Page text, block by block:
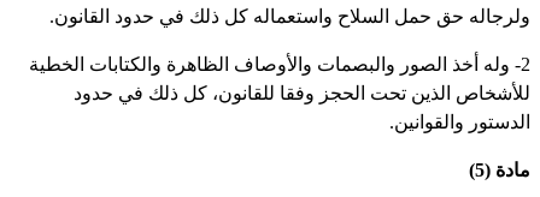
حق حمل السلاح واستعماله كل ذلك في حدود القانون.
2- وله أخذ الصور والبصمات والأوصاف الظاهرة والكتابات الخطية
الذين تحت الحجز وفقا للقانون، كل ذلك في حدود
والقوانين.
(5)